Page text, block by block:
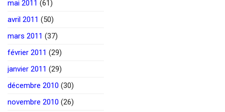
mai 2011 (61)
avril 2011 (50)
mars 2011 (37)
février 2011 (29)
janvier 2011 (29)
décembre 2010 (30)
novembre 2010 (26)